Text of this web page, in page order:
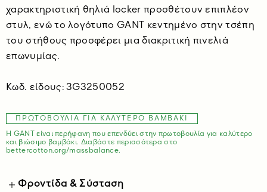
χαρακτηριστική θηλιά locker προσθέτουν επιπλέον
στυλ, ενώ το λογότυπο GANT κεντημένο στην τσέπη
του στήθους προσφέρει μια διακριτική πινελιά
επωνυμίας.
Κωδ. είδους: 3G3250052
ΠΡΩΤΟΒΟΥΛΊΑ ΓΙΑ ΚΑΛΎΤΕΡΟ ΒΑΜΒΆΚΙ
Η GANT είναι περήφανη που επενδύει στην πρωτοβουλία για καλύτερο
και βιώσιμο βαμβάκι. Διαβάστε περισσότερα στο
bettercotton.org/massbalance.
Φροντίδα & Σύσταση